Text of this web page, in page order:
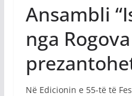
Ansambli
nga
Në Edicionin e 55-të të